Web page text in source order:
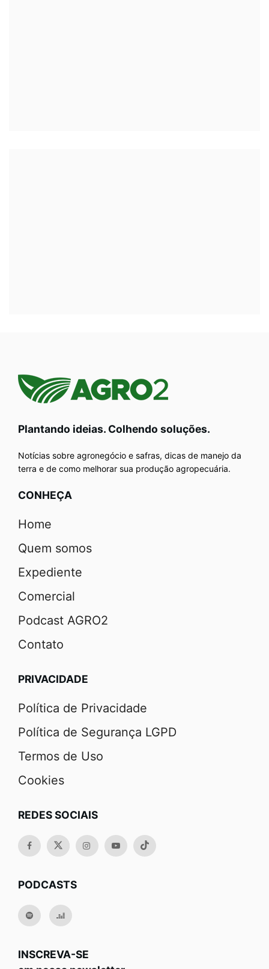
Plantando ideias. Colhendo soluções.
Notícias sobre agronegócio e safras, dicas de manejo da
terra e de como melhorar sua produção agropecuária.
CONHEÇA
Home
Quem somos
Expediente
Comercial
Podcast AGRO2
Contato
PRIVACIDADE
Política de Privacidade
Política de Segurança LGPD
Termos de Uso
Cookies
REDES SOCIAIS
PODCASTS
INSCREVA-SE